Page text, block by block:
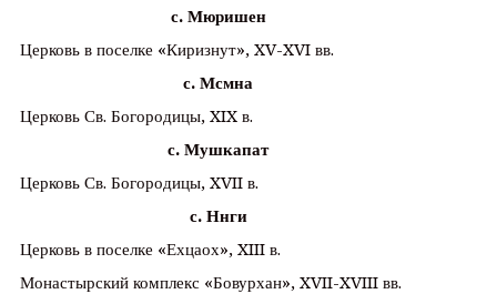
с. Мюришен
Церковь в поселке «Киризнут», XV-XVI вв.
с. Мсмна
Церковь Св. Богородицы, XIX в.
с. Мушкапат
Церковь Св. Богородицы, XVII в.
с. Ннги
Церковь в поселке «Ехцаох», XIII в.
Монастырский комплекс «Бовурхан», XVII-XVIII вв.